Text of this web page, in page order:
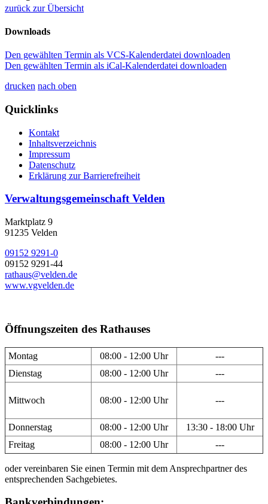
zurück zur Übersicht
Downloads
Den gewählten Termin als VCS-Kalenderdatei downloaden
Den gewählten Termin als iCal-Kalenderdatei downloaden
drucken nach oben
Quicklinks
Kontakt
Inhaltsverzeichnis
Impressum
Datenschutz
Erklärung zur Barrierefreiheit
Verwaltungsgemeinschaft Velden
Marktplatz 9
91235 Velden
09152 9291-0
09152 9291-44
rathaus@velden.de
www.vgvelden.de
Öffnungszeiten des Rathauses
Montag 08:00 - 12:00 Uhr
---
Dienstag
08:00 - 12:00 Uhr ---
Mittwoch 08:00 - 12:00 Uhr ---
Donnerstag 08:00 - 12:00 Uhr
13:30 - 18:00 Uhr
Freitag
08:00 - 12:00 Uhr ---
oder vereinbaren Sie einen Termin mit dem Ansprechpartner des
entsprechenden Sachgebietes.